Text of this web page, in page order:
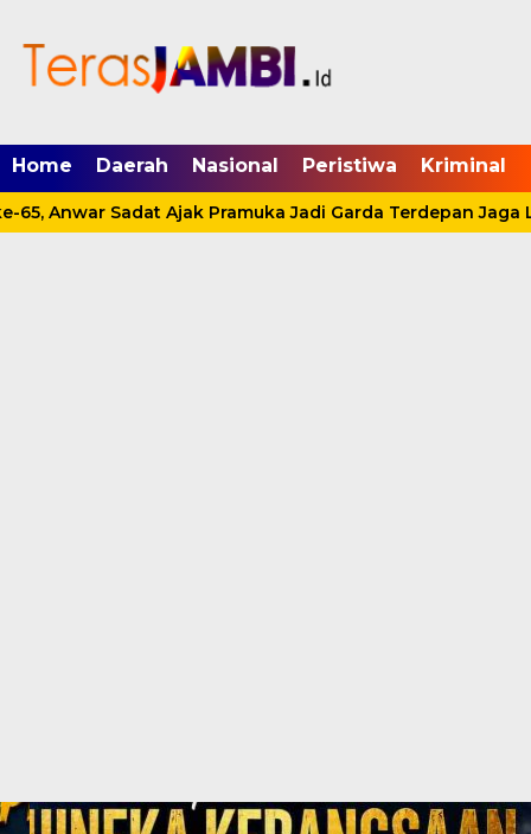
Home Daerah Nasional Peristiwa Kriminal
Anwar Sadat Ajak Pramuka Jadi Garda Terdepan Jaga